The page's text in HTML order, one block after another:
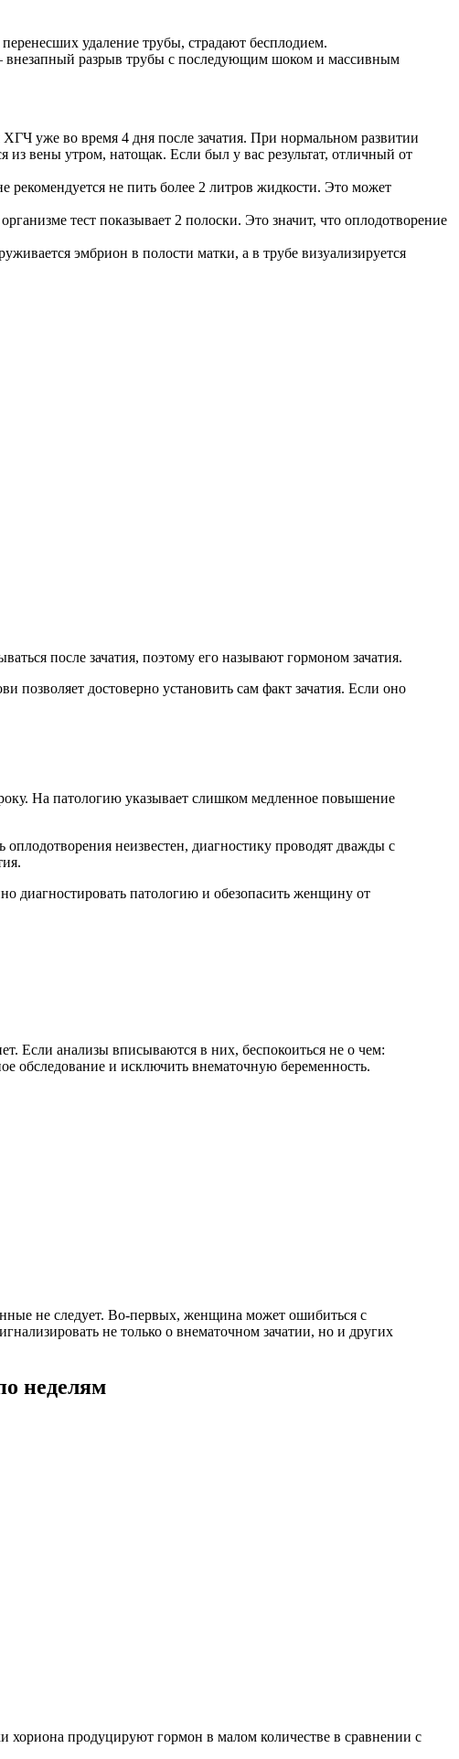
удаление трубы, страдают бесплодием.
внезапный разрыв трубы с последующим шоком и массивным
уже во время 4 дня после зачатия. При нормальном развитии
вены утром, натощак. Если был у вас результат, отличный от
не пить более 2 литров жидкости. Это может
тест показывает 2 полоски. Это значит, что оплодотворение
эмбрион в полости матки, а в трубе визуализируется
после зачатия, поэтому его называют гормоном зачатия.
позволяет достоверно установить сам факт зачатия. Если оно
На патологию указывает слишком медленное повышение
оплодотворения неизвестен, диагностику проводят дважды с
диагностировать патологию и обезопасить женщину от
Если анализы вписываются в них, беспокоиться не о чем:
и исключить внематочную беременность.
не следует. Во-первых, женщина может ошибиться с
не только о внематочном зачатии, но и других
неделям
хориона продуцируют гормон в малом количестве в сравнении с